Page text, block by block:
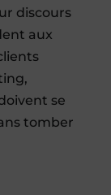
discours
aux
se
tomber